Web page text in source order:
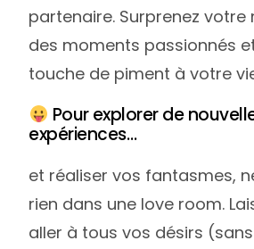
partenaire. Surprenez votre
des moments passionnés
touche de piment à votre
Pour explorer de
expériences…
et réaliser vos fantasmes,
rien dans une love room.
aller à tous vos désirs